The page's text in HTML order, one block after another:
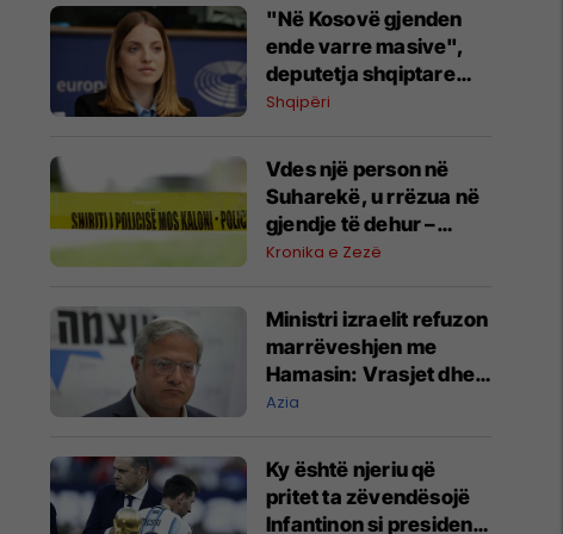
"Në Kosovë gjenden
ende varre masive",
deputetja shqiptare
kundërshton
Shkodër: Të dielën
protestë
Shqipëri
Vdes një person në
Suharekë, u rrëzua në
gjendje të dehur –
hetohet rasti
Kronika e Zezë
Ministri izraelit refuzon
marrëveshjen me
Hamasin: Vrasjet dhe
shpërngulja e
vazhdojnë
Azia
Ky është njeriu që
pritet ta zëvendësojë
Infantinon si president i